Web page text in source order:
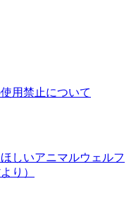
用禁止について
しいアニマルウェルフ
り）